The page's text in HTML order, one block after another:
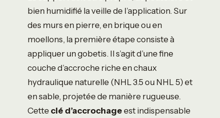
bien humidifié la veille de l’application. Sur
des murs en pierre, en brique ou en
moellons, la première étape consiste à
appliquer un gobetis. Il s’agit d’une fine
couche d’accroche riche en chaux
hydraulique naturelle (NHL 3.5 ou NHL 5) et
en sable, projetée de manière rugueuse.
Cette clé d’accrochageest indispensable